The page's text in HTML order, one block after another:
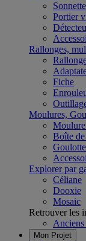
Portier
Rallonges,
Fiche
Moulures,
Boîte
Goulotte
Explorer par
Céliane
Dooxie
Mosaic
Retrouver les
Mon Projet